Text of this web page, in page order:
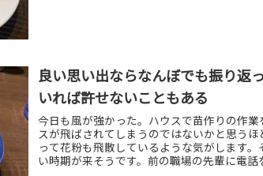
良い思い出ならなんぼでも振り返
いれば許せないこともある
今日も風が強かった。ハウスで苗作りの作
スが飛ばされてしまうのではないかと思う
って花粉も飛散しているような気がします
い時期が来そうです。前の職場の先輩に電話